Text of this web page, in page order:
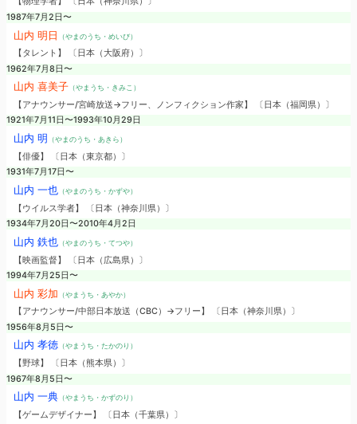
1987年7月2日〜
山内 明日 （やまのうち・めいび）
【タレント】 〔日本（大阪府）〕
1962年7月8日〜
山内 喜美子（やまうち・きみこ）
【アナウンサー/宮崎放送→フリー、ノンフィクション作家】 〔日本（福岡県）〕
1921年7月11日〜1993年10月29日
山内 明 （やまのうち・あきら）
【俳優】 〔日本（東京都）〕
1931年7月17日〜
山内 一也（やまのうち・かずや）
【ウイルス学者】 〔日本（神奈川県）〕
1934年7月20日〜2010年4月2日
山内 鉄也（やまのうち・てつや）
【映画監督】 〔日本（広島県）〕
1994年7月25日〜
山内 彩加 （やまうち・あやか）
【アナウンサー/中部日本放送（CBC）→フリー】 〔日本（神奈川県）〕
1956年8月5日〜
山内 孝徳（やまうち・たかのり）
【野球】 〔日本（熊本県）〕
1967年8月5日〜
山内 一典（やまうち・かずのり）
【ゲームデザイナー】 〔日本（千葉県）〕